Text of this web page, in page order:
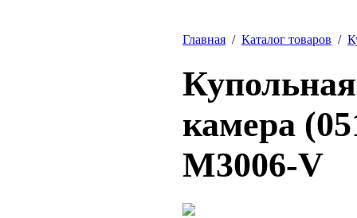
Главная / Каталог товаров /
камера
M3006-V